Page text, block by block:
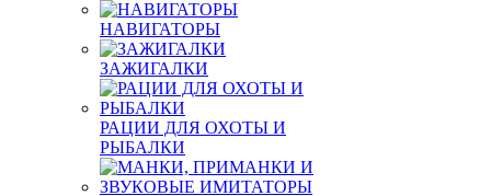
НАВИГАТОРЫ
ЗАЖИГАЛКИ
РАЦИИ ДЛЯ ОХОТЫ И
РЫБАЛКИ